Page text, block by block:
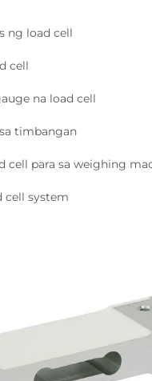
ng load cell
cell
na load cell
timbangan
cell para sa weighing
cell system